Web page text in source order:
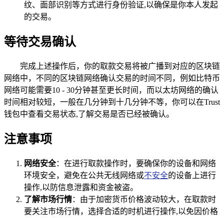
纹、面部识别等方式进行身份验证,以确保是你本人发起
的交易。
等待交易确认
完成上述操作后，你的取款交易将被广播到对应的区块链
网络中，不同的区块链网络确认交易的时间不同，例如比特币
网络可能需要10 - 30分钟甚至更长时间，而以太坊网络的确认
时间相对较短，一般在几分钟到十几分钟不等，你可以在Trust
钱包中查看交易状态,了解交易是否已经被确认。
注意事项
网络安全：在进行取款操作时，要确保你的设备和网络
环境安全，避免在公共无线网络或不安全的设备上进行
操作,以防信息泄露和资金被盗。
了解市场行情：由于加密货币价格波动较大，在取款时
要关注市场行情，选择合适的时机进行操作,以免因价格